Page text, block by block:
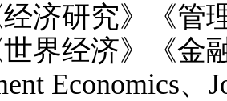
济研究》《管
界经济》《金
Economics、